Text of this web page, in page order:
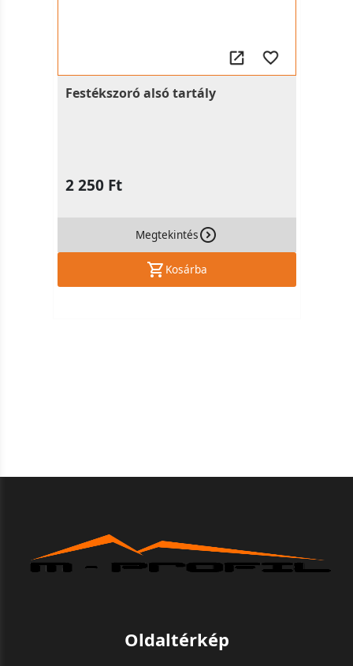
Festékszoró alsó tartály
2 250 Ft
Megtekintés
Kosárba
Oldaltérkép